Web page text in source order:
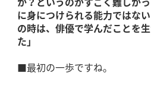
に身につけられる能力ではな
の時は、俳優で学んだことを
た」
■最初の一歩ですね。